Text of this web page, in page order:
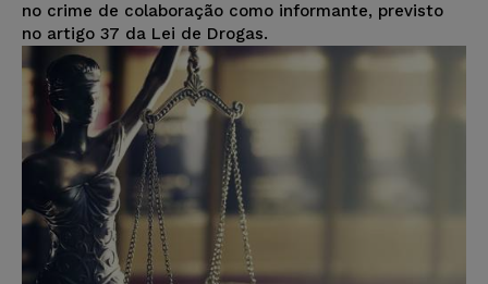
no crime de colaboração como informante, previsto
no artigo 37 da Lei de Drogas.